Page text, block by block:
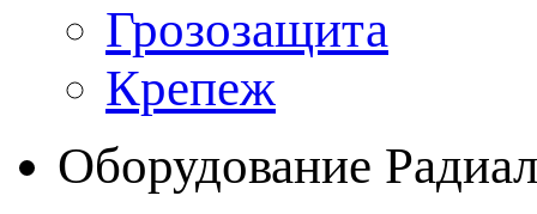
Грозозащита
Крепеж
Оборудование Радиал